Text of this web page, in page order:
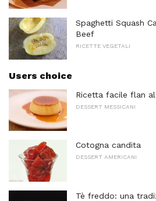
Spaghetti Squash
Beef
RICETTE VEGETALI
Users choice
Ricetta facile flan
DESSERT MESSICANI
Cotogna candita
DESSERT AMERICANI
Tè freddo: una